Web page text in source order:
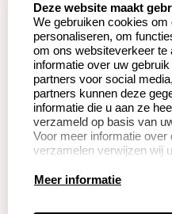
Betaling &
Verzending
Wederverkoper
worden
Productinformatie:
Instructie voor
Deze website maakt
We gebruiken cookies
personaliseren, om
om ons websiteverkeer te
informatie over uw
partners voor social
partners kunnen deze
informatie die u aan ze
verzameld op basis van
Voor meer informatie
verzamelen verwijzen wij
Meer informatie